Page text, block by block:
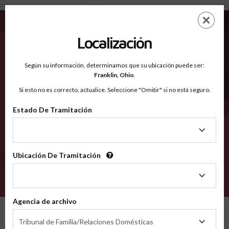
Miner SD - Condados Reconocidos
EN
Condados Reconocidos
2600
Localización
Según su información, determinamos que su ubicación puede ser:
Franklin, Ohio.
Si esto no es correcto, actualice. Seleccione "Omitir" si no está seguro.
Estado De Tramitación
Tramitación
Ubicación De Tramitación
Tramitación
Agencia de archivo
Tribunal de Familia/Relaciones Domésticas
de